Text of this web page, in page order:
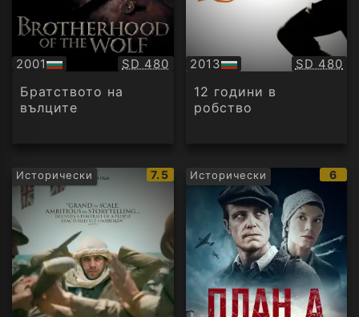
2001
БГ
аудио
Качество:
SD 480
Братството на
вълците
2013
БГ
аудио
SD 480
12 години в
робство
Исторически
IMDb
рейтинг:
7.5 Исторически 6